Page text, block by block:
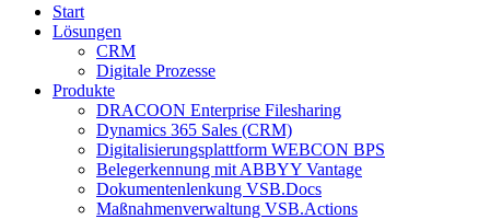
Start
Lösungen
CRM
Digitale Prozesse
Produkte
DRACOON Enterprise Filesharing
Dynamics 365 Sales (CRM)
Digitalisierungsplattform WEBCON BPS
Belegerkennung mit ABBYY Vantage
Dokumentenlenkung VSB.Docs
Maßnahmenverwaltung VSB.Actions